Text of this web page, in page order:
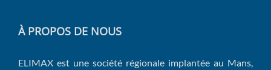
À PROPOS DE NOUS
ELIMAX est une société régionale implantée au Mans,